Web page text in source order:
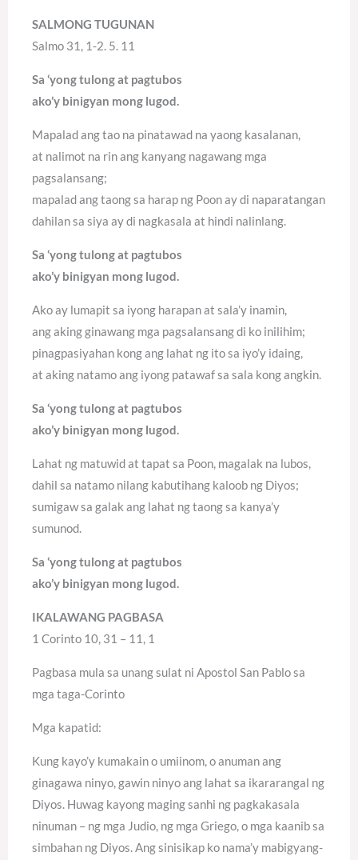
SALMONG TUGUNAN
Salmo 31, 1-2. 5. 11
Sa ‘yong tulong at pagtubos
ako’y binigyan mong lugod.
Mapalad ang tao na pinatawad na yaong kasalanan,
at nalimot na rin ang kanyang nagawang mga
pagsalansang;
mapalad ang taong sa harap ng Poon ay di naparatangan
dahilan sa siya ay di nagkasala at hindi nalinlang.
Sa ‘yong tulong at pagtubos
ako’y binigyan mong lugod.
Ako ay lumapit sa iyong harapan at sala’y inamin,
ang aking ginawang mga pagsalansang di ko inilihim;
pinagpasiyahan kong ang lahat ng ito sa iyo’y idaing,
at aking natamo ang iyong patawaf sa sala kong angkin.
Sa ‘yong tulong at pagtubos
ako’y binigyan mong lugod.
Lahat ng matuwid at tapat sa Poon, magalak na lubos,
dahil sa natamo nilang kabutihang kaloob ng Diyos;
sumigaw sa galak ang lahat ng taong sa kanya’y
sumunod.
Sa ‘yong tulong at pagtubos
ako’y binigyan mong lugod.
IKALAWANG PAGBASA
1 Corinto 10, 31 – 11, 1
Pagbasa mula sa unang sulat ni Apostol San Pablo sa
mga taga-Corinto
Mga kapatid:
Kung kayo’y kumakain o umiinom, o anuman ang
ginagawa ninyo, gawin ninyo ang lahat sa ikararangal ng
Diyos. Huwag kayong maging sanhi ng pagkakasala
ninuman – ng mga Judio, ng mga Griego, o mga kaanib sa
simbahan ng Diyos. Ang sinisikap ko nama’y mabigyang-